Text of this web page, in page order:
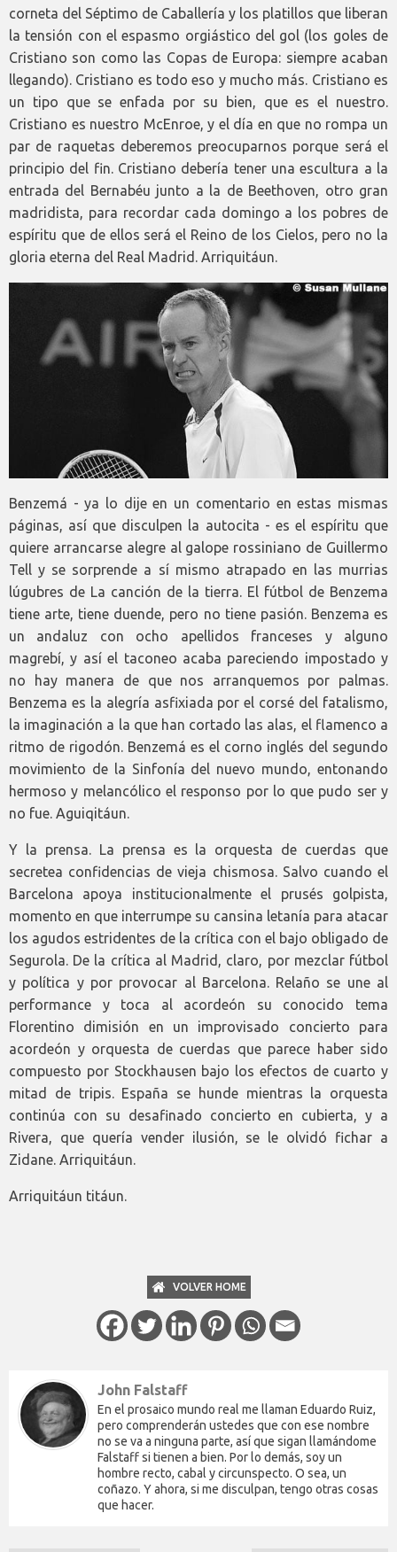
corneta del Séptimo de Caballería y los platillos que liberan
la tensión con el espasmo orgiástico del gol (los goles de
Cristiano son como las Copas de Europa: siempre acaban
llegando). Cristiano es todo eso y mucho más. Cristiano es
un tipo que se enfada por su bien, que es el nuestro.
Cristiano es nuestro McEnroe, y el día en que no rompa un
par de raquetas deberemos preocuparnos porque será el
principio del fin. Cristiano debería tener una escultura a la
entrada del Bernabéu junto a la de Beethoven, otro gran
madridista, para recordar cada domingo a los pobres de
espíritu que de ellos será el Reino de los Cielos, pero no la
gloria eterna del Real Madrid. Arriquitáun.
Benzemá - ya lo dije en un comentario en estas mismas
páginas, así que disculpen la autocita - es el espíritu que
quiere arrancarse alegre al galope rossiniano de Guillermo
Tell y se sorprende a sí mismo atrapado en las murrias
lúgubres de La canción de la tierra. El fútbol de Benzema
tiene arte, tiene duende, pero no tiene pasión. Benzema es
un andaluz con ocho apellidos franceses y alguno
magrebí, y así el taconeo acaba pareciendo impostado y
no hay manera de que nos arranquemos por palmas.
Benzema es la alegría asfixiada por el corsé del fatalismo,
la imaginación a la que han cortado las alas, el flamenco a
ritmo de rigodón. Benzemá es el corno inglés del segundo
movimiento de la Sinfonía del nuevo mundo, entonando
hermoso y melancólico el responso por lo que pudo ser y
no fue. Aguiqitáun.
Y la prensa. La prensa es la orquesta de cuerdas que
secretea confidencias de vieja chismosa. Salvo cuando el
Barcelona apoya institucionalmente el prusés golpista,
momento en que interrumpe su cansina letanía para atacar
los agudos estridentes de la crítica con el bajo obligado de
Segurola. De la crítica al Madrid, claro, por mezclar fútbol
y política y por provocar al Barcelona. Relaño se une al
performance y toca al acordeón su conocido tema
Florentino dimisión en un improvisado concierto para
acordeón y orquesta de cuerdas que parece haber sido
compuesto por Stockhausen bajo los efectos de cuarto y
mitad de tripis. España se hunde mientras la orquesta
continúa con su desafinado concierto en cubierta, y a
Rivera, que quería vender ilusión, se le olvidó fichar a
Zidane. Arriquitáun.
Arriquitáun titáun.
VOLVER HOME
John Falstaff
En el prosaico mundo real me llaman Eduardo Ruiz,
pero comprenderán ustedes que con ese nombre
no se va a ninguna parte, así que sigan llamándome
Falstaff si tienen a bien. Por lo demás, soy un
hombre recto, cabal y circunspecto. O sea, un
coñazo. Y ahora, si me disculpan, tengo otras cosas
que hacer.